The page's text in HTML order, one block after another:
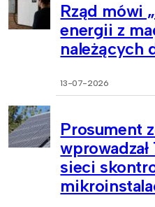
Rząd mówi
energii z
należących
13-07-2026
Prosument
sieci